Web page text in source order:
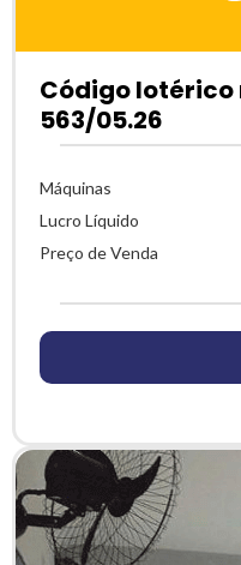
Código lotérico
563/05.26
Máquinas
Lucro Líquido
Preço de Venda